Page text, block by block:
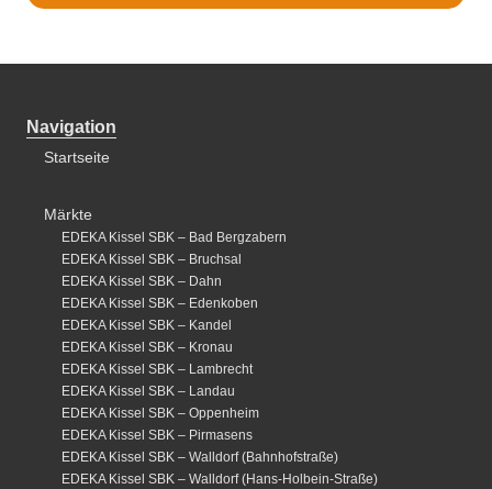
Navigation
Startseite
Märkte
EDEKA Kissel SBK – Bad Bergzabern
EDEKA Kissel SBK – Bruchsal
EDEKA Kissel SBK – Dahn
EDEKA Kissel SBK – Edenkoben
EDEKA Kissel SBK – Kandel
EDEKA Kissel SBK – Kronau
EDEKA Kissel SBK – Lambrecht
EDEKA Kissel SBK – Landau
EDEKA Kissel SBK – Oppenheim
EDEKA Kissel SBK – Pirmasens
EDEKA Kissel SBK – Walldorf (Bahnhofstraße)
EDEKA Kissel SBK – Walldorf (Hans-Holbein-Straße)